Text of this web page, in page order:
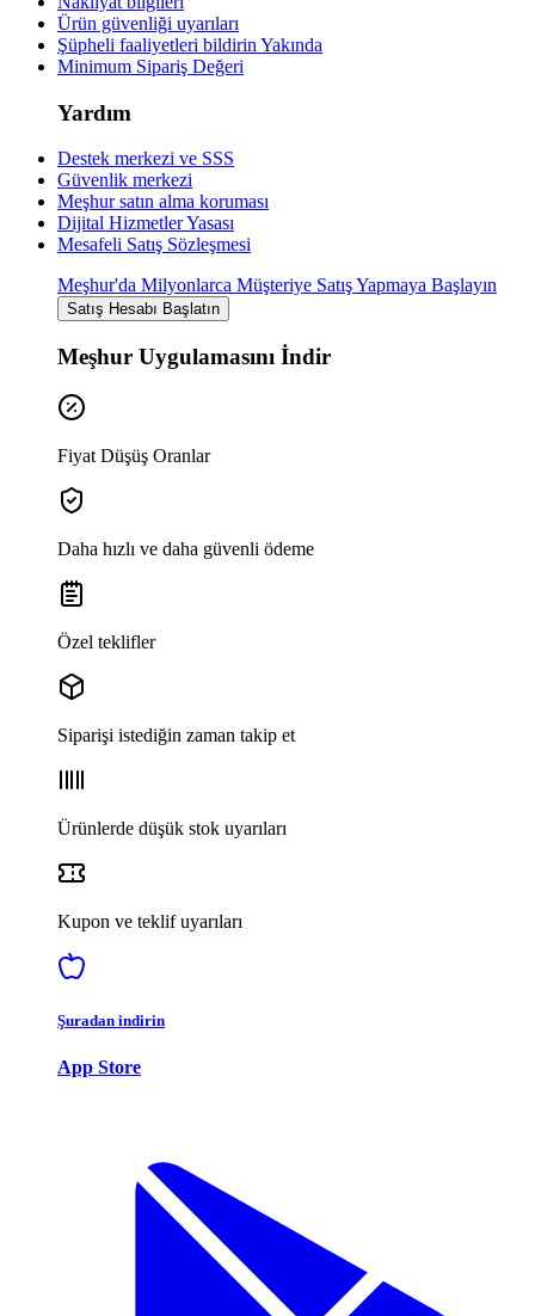
Ürün güvenliği uyarıları
Şüpheli faaliyetleri bildirin Yakında
Minimum Sipariş Değeri
Yardım
Destek merkezi ve SSS
Güvenlik merkezi
Meşhur satın alma koruması
Dijital Hizmetler Yasası
Mesafeli Satış Sözleşmesi
Meşhur'da Milyonlarca Müşteriye Satış Yapmaya Başlayın
Satış Hesabı Başlatın
Meşhur Uygulamasını İndir
Fiyat Düşüş Oranlar
Daha hızlı ve daha güvenli ödeme
Özel teklifler
Siparişi istediğin zaman takip et
Ürünlerde düşük stok uyarıları
Kupon ve teklif uyarıları
Şuradan indirin
App Store